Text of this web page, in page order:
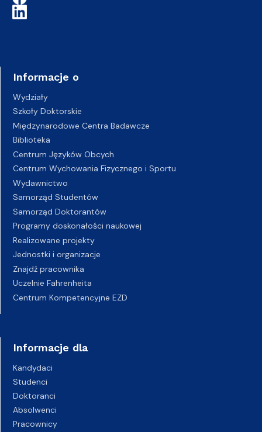
Informacje o
Wydziały
Szkoły Doktorskie
Międzynarodowe Centra Badawcze
Biblioteka
Centrum Języków Obcych
Centrum Wychowania Fizycznego i Sportu
Wydawnictwo
Samorząd Studentów
Samorząd Doktorantów
Programy doskonałości naukowej
Realizowane projekty
Jednostki i organizacje
Znajdź pracownika
Uczelnie Fahrenheita
Centrum Kompetencyjne EZD
Informacje dla
Kandydaci
Studenci
Doktoranci
Absolwenci
Pracownicy